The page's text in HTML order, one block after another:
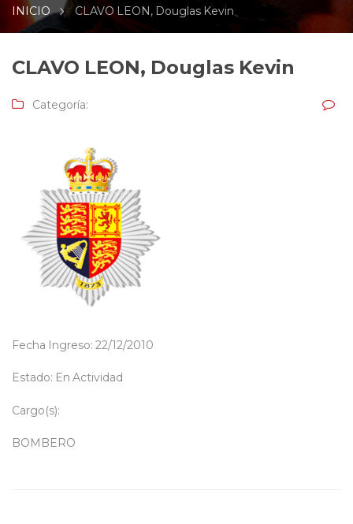
INICIO CLAVO LEON, Douglas Kevin
CLAVO LEON, Douglas Kevin
Categoría:
Fecha Ingreso: 22/12/2010
Estado: En Actividad
Cargo(s):
BOMBERO